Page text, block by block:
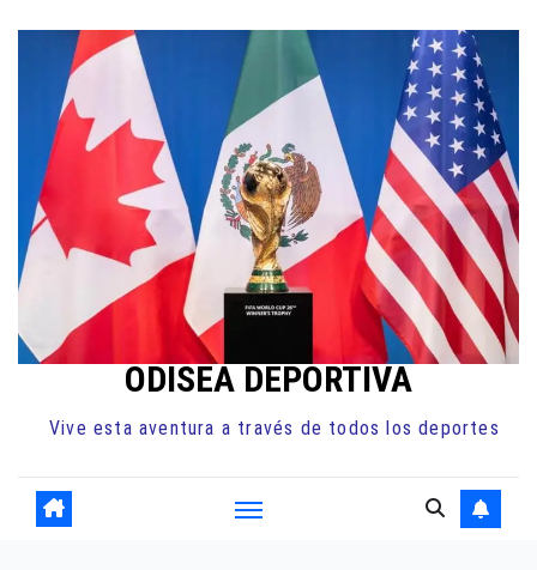
contenido
ODISEA DEPORTIVA
Vive esta aventura a través de todos los deportes